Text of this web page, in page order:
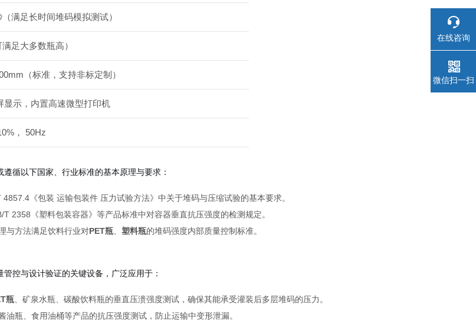
满足长时间堆码模拟测试）
足大多数瓶高）
（标准，支持非标定制）
显示，内置高速微型打印机
， 50Hz
循以下国家、行业标准的基本原理与要求：
4857.4《包装 运输包装件 压力试验方法》中关于堆码与压缩试验的基本要求。
T 2358《塑料包装容器》等产品标准中对容器垂直抗压强度的检测规定。
与方法满足饮料行业对PET瓶 塑料瓶的堆码强度内部质量控制标准。
控与设计验证的关键设备，广泛应用于：
瓶 、矿泉水瓶、碳酸饮料瓶的垂直压溃强度测试，确保其能承受灌装后多层堆码的压力。
油瓶、食用油桶等产品的抗压强度测试，防止运输中变形泄漏。
在线咨询
微信扫一扫